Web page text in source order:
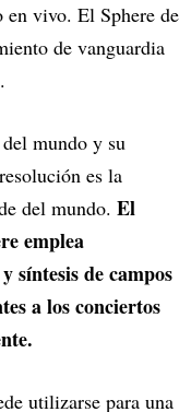
vivo. El Sphere de
de vanguardia
mundo y su
es la
del mundo. El
emplea
síntesis de campos
a los conciertos
utilizarse para una